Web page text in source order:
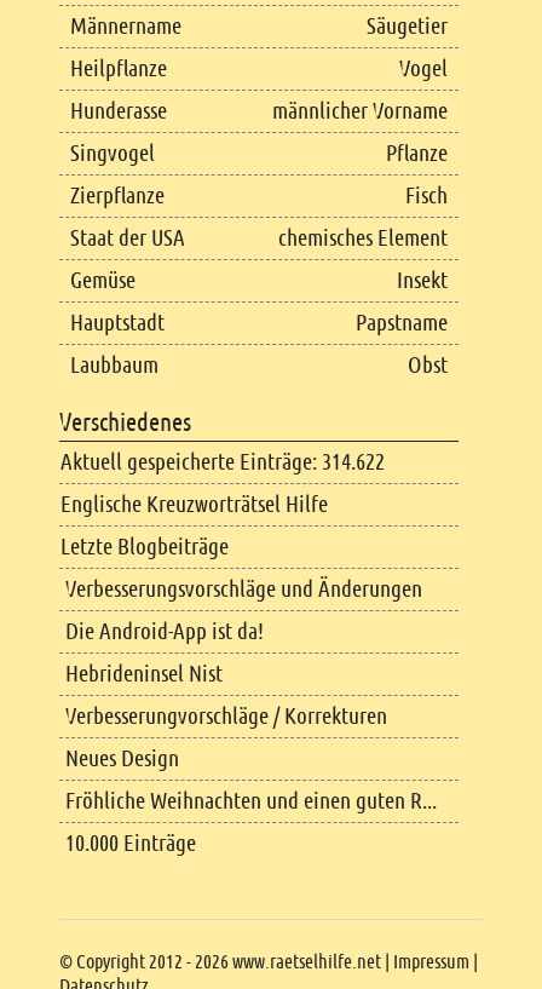
Copyright
© Copyright 2012 - 2026 www.raetselhilfe.net | Impressum |
Männername
Säugetier
Heilpflanze
Vogel
Hunderasse
männlicher Vorname
Singvogel
Pflanze
Zierpflanze
Fisch
Staat der USA
chemisches Element
Gemüse
Insekt
Hauptstadt
Papstname
Laubbaum
Obst
Verschiedenes
Aktuell gespeicherte Einträge: 314.622
Englische Kreuzworträtsel Hilfe
Letzte Blogbeiträge
Verbesserungsvorschläge und Änderungen
Die Android-App ist da!
Hebrideninsel Nist
Verbesserungvorschläge / Korrekturen
Neues Design
Fröhliche Weihnachten und einen guten R...
10.000 Einträge